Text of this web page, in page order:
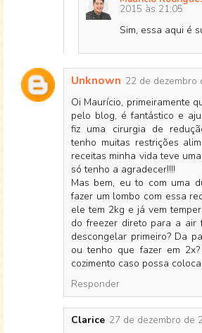
2015 às 21:05
Sim, essa aqui é
Unknown 22 de dezembro
Oi Maurício, primeiramente
pelo blog, é fantástico e
fiz uma cirurgia de
tenho muitas restrições
receitas minha vida teve
só tenho a agradecer!!!!
Mas bem, eu to com uma
fazer um lombo com essa
ele tem 2kg e já vem
do freezer direto para a air
descongelar primeiro? Da
ou tenho que fazer em
cozimento caso possa
Responder
Clarice 27 de dezembro de